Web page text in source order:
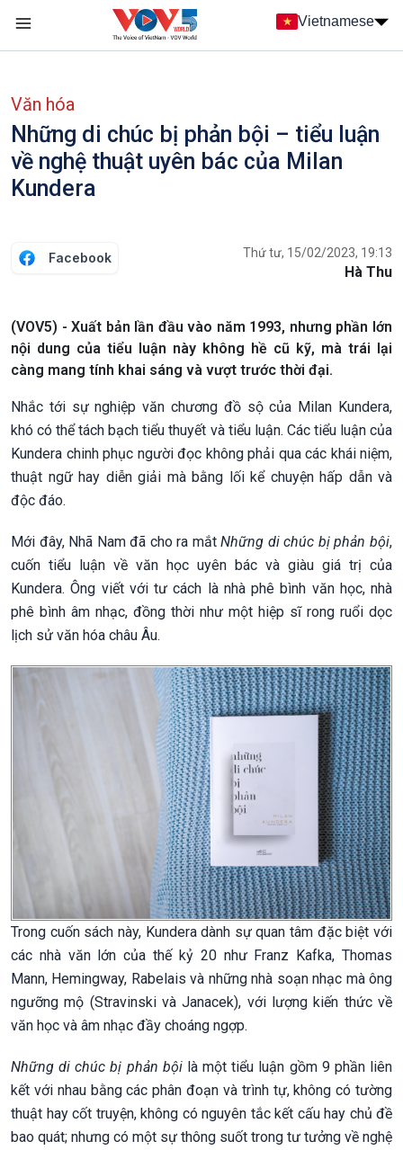
Nhảy đến nội dung
Vietnamese
Văn hóa
Những di chúc bị phản bội – tiểu luận
về nghệ thuật uyên bác của Milan
Kundera
Facebook Thứ tư, 15/02/2023, 19:13
Hà Thu
(VOV5) - Xuất bản lần đầu vào năm 1993, nhưng phần lớn
nội dung của tiểu luận này không hề cũ kỹ, mà trái lại
càng mang tính khai sáng và vượt trước thời đại.
Nhắc tới sự nghiệp văn chương đồ sộ của Milan Kundera,
khó có thể tách bạch tiểu thuyết và tiểu luận. Các tiểu luận của
Kundera chinh phục người đọc không phải qua các khái niệm,
thuật ngữ hay diễn giải mà bằng lối kể chuyện hấp dẫn và
độc đáo.
Mới đây, Nhã Nam đã cho ra mắtNhững di chúc bị phản bội,
cuốn tiểu luận về văn học uyên bác và giàu giá trị của
Kundera. Ông viết với tư cách là nhà phê bình văn học, nhà
phê bình âm nhạc, đồng thời như một hiệp sĩ rong ruổi dọc
lịch sử văn hóa châu Âu.
Trong cuốn sách này, Kundera dành sự quan tâm đặc biệt với
các nhà văn lớn của thế kỷ 20 như Franz Kafka, Thomas
Mann, Hemingway, Rabelais và những nhà soạn nhạc mà ông
ngưỡng mộ (Stravinski và Janacek), với lượng kiến thức về
văn học và âm nhạc đầy choáng ngợp.
Những di chúc bị phản bộilà một tiểu luận gồm 9 phần liên
kết với nhau bằng các phân đoạn và trình tự, không có tường
thuật hay cốt truyện, không có nguyên tắc kết cấu hay chủ đề
bao quát; nhưng có một sự thông suốt trong tư tưởng về nghệ